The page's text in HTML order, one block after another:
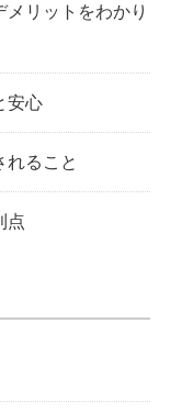
リットをわかり
安心
れること
点